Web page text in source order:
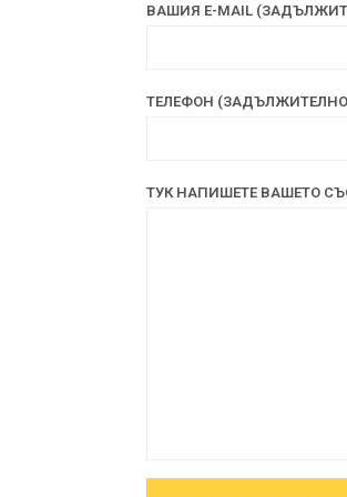
ВАШИЯ Е-MAIL
ТЕЛЕФОН
ТУК НАПИШЕТЕ ВАШЕТО